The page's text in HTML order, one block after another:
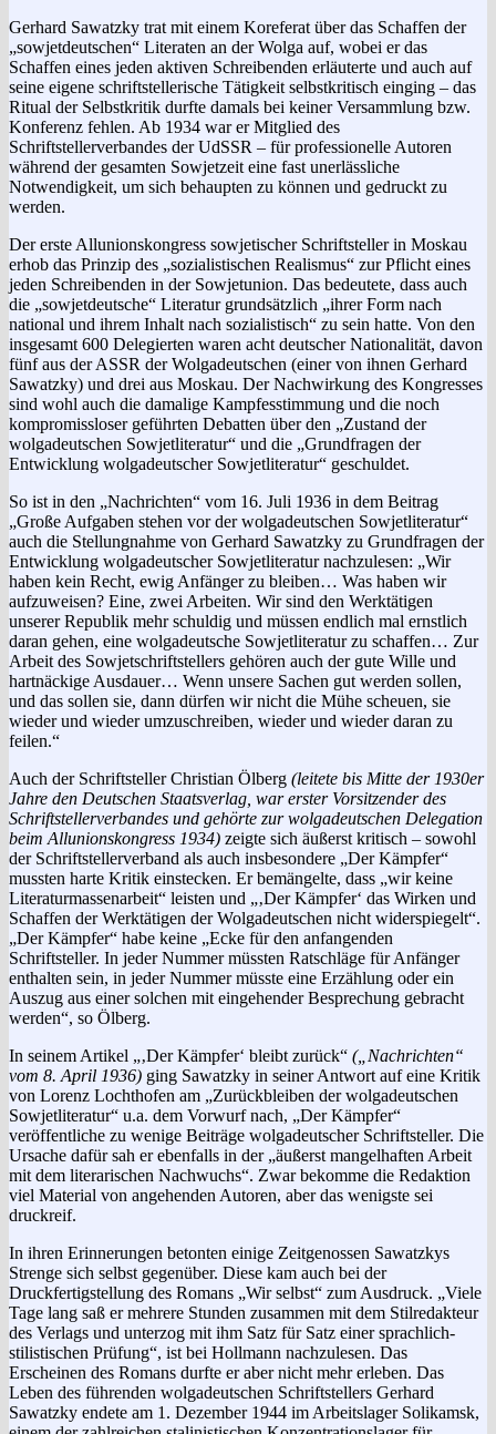
Gerhard Sawatzky trat mit einem Koreferat über das Schaffen der
„sowjetdeutschen“ Literaten an der Wolga auf, wobei er das
Schaffen eines jeden aktiven Schreibenden erläuterte und auch auf
seine eigene schriftstellerische Tätigkeit selbstkritisch einging – das
Ritual der Selbstkritik durfte damals bei keiner Versammlung bzw.
Konferenz fehlen. Ab 1934 war er Mitglied des
Schriftstellerverbandes der UdSSR – für professionelle Autoren
während der gesamten Sowjetzeit eine fast unerlässliche
Notwendigkeit, um sich behaupten zu können und gedruckt zu
werden.
Der erste Allunionskongress sowjetischer Schriftsteller in Moskau
erhob das Prinzip des „sozialistischen Realismus“ zur Pflicht eines
jeden Schreibenden in der Sowjetunion. Das bedeutete, dass auch
die „sowjetdeutsche“ Literatur grundsätzlich „ihrer Form nach
national und ihrem Inhalt nach sozialistisch“ zu sein hatte. Von den
insgesamt 600 Delegierten waren acht deutscher Nationalität, davon
fünf aus der ASSR der Wolgadeutschen (einer von ihnen Gerhard
Sawatzky) und drei aus Moskau. Der Nachwirkung des Kongresses
sind wohl auch die damalige Kampfesstimmung und die noch
kompromissloser geführten Debatten über den „Zustand der
wolgadeutschen Sowjetliteratur“ und die „Grundfragen der
Entwicklung wolgadeutscher Sow­jetliteratur“ geschuldet.
So ist in den „Nachrichten“ vom 16. Juli 1936 in dem Beitrag
„Große Aufgaben stehen vor der wolgadeutschen Sowjetliteratur“
auch die Stellungnahme von Gerhard Sawatzky zu Grundfragen der
Entwicklung wolgadeutscher Sowjetliteratur nachzulesen: „Wir
haben kein Recht, ewig Anfänger zu bleiben… Was haben wir
aufzuweisen? Eine, zwei Arbeiten. Wir sind den Werktätigen
unserer Republik mehr schuldig und müssen endlich mal ernstlich
daran gehen, eine wolgadeutsche Sowjetliteratur zu schaffen… Zur
Arbeit des Sowjetschriftstellers gehören auch der gute Wille und
hartnäckige Ausdauer… Wenn unsere Sachen gut werden sollen,
und das sollen sie, dann dürfen wir nicht die Mühe scheuen, sie
wieder und wieder umzuschreiben, wieder und wieder daran zu
feilen.“
Auch der Schriftsteller Christian Ölberg (leitete bis Mitte der 1930er
Jahre den Deutschen Staatsverlag, war erster Vorsitzender des
Schriftstellerverbandes und gehörte zur wolgadeutschen Delegation
beim Allunionskongress 1934) zeigte sich äußerst kritisch – sowohl
der Schriftstellerverband als auch insbesondere „Der Kämpfer“
mussten harte Kritik einstecken. Er bemängelte, dass „wir keine
Literaturmassenarbeit“ leisten und „‚Der Kämpfer‘ das Wirken und
Schaffen der Werktätigen der Wolgadeutschen nicht widerspiegelt“.
„Der Kämpfer“ habe keine „Ecke für den anfangenden
Schriftsteller. In jeder Nummer müssten Ratschläge für Anfänger
enthalten sein, in jeder Nummer müsste eine Erzählung oder ein
Auszug aus einer solchen mit eingehender Besprechung gebracht
werden“, so Ölberg.
In seinem Artikel „‚Der Kämpfer‘ bleibt zurück“ („Nachrichten“
vom 8. April 1936) ging Sawatzky in seiner Antwort auf eine Kritik
von Lorenz Lochthofen am „Zurückbleiben der wolgadeutschen
Sowjetliteratur“ u.a. dem Vorwurf nach, „Der Kämpfer“
veröffentliche zu wenige Beiträge wolgadeutscher Schriftsteller. Die
Ursache dafür sah er ebenfalls in der „äußerst mangelhaften Arbeit
mit dem literarischen Nachwuchs“. Zwar bekomme die Redaktion
viel Material von angehenden Autoren, aber das wenigste sei
druckreif.
In ihren Erinnerungen betonten einige Zeitgenossen Sawatzkys
Strenge sich selbst gegenüber. Diese kam auch bei der
Druckfertigstellung des Romans „Wir selbst“ zum Ausdruck. „Viele
Tage lang saß er mehrere Stunden zusammen mit dem Stilredakteur
des Verlags und unterzog mit ihm Satz für Satz einer sprachlich-
stilistischen Prüfung“, ist bei Hollmann nachzulesen. Das
Erscheinen des Romans durfte er aber nicht mehr erleben. Das
Leben des führenden wolgadeutschen Schriftstellers Gerhard
Sawatzky endete am 1. Dezember 1944 im Arbeitslager Solikamsk,